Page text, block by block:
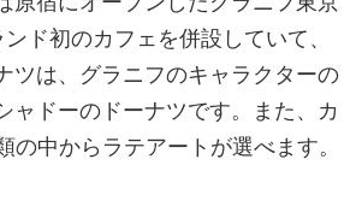
ド初のカフェを併設していて、
ツは、グラニフのキャラクターの
ャドーのドーナツです。また、カ
の中からラテアートが選べます。